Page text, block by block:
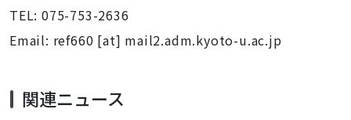
TEL: 075-753-2636
Email: ref660 [at] mail2.adm.kyoto-u.ac.jp
関連ニュース